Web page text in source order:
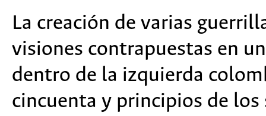
La creación de varias
visiones contrapuestas en
dentro de la izquierda
cincuenta y principios de